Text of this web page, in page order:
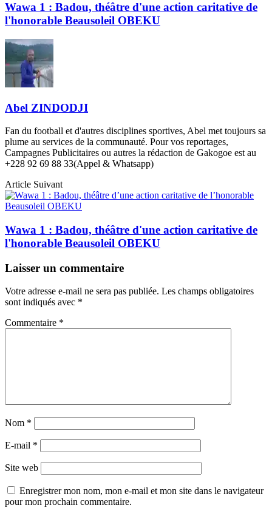
Wawa 1 : Badou, théâtre d'une action caritative de
l'honorable Beausoleil OBEKU
Abel ZINDODJI
Fan du football et d'autres disciplines sportives, Abel met toujours sa
plume au services de la communauté. Pour vos reportages,
Campagnes Publicitaires ou autres la rédaction de Gakogoe est au
+228 92 69 88 33(Appel & Whatsapp)
Article Suivant
Wawa 1 : Badou, théâtre d'une action caritative de
l'honorable Beausoleil OBEKU
Laisser un commentaire
Votre adresse e-mail ne sera pas publiée. Les champs obligatoires
sont indiqués avec *
Commentaire *
Nom *
E-mail *
Site web
Enregistrer mon nom, mon e-mail et mon site dans le navigateur
pour mon prochain commentaire.